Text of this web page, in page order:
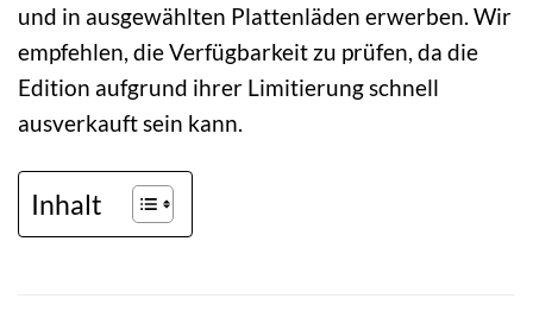
und in ausgewählten Plattenläden erwerben. Wir
empfehlen, die Verfügbarkeit zu prüfen, da die
Edition aufgrund ihrer Limitierung schnell
ausverkauft sein kann.
Inhalt